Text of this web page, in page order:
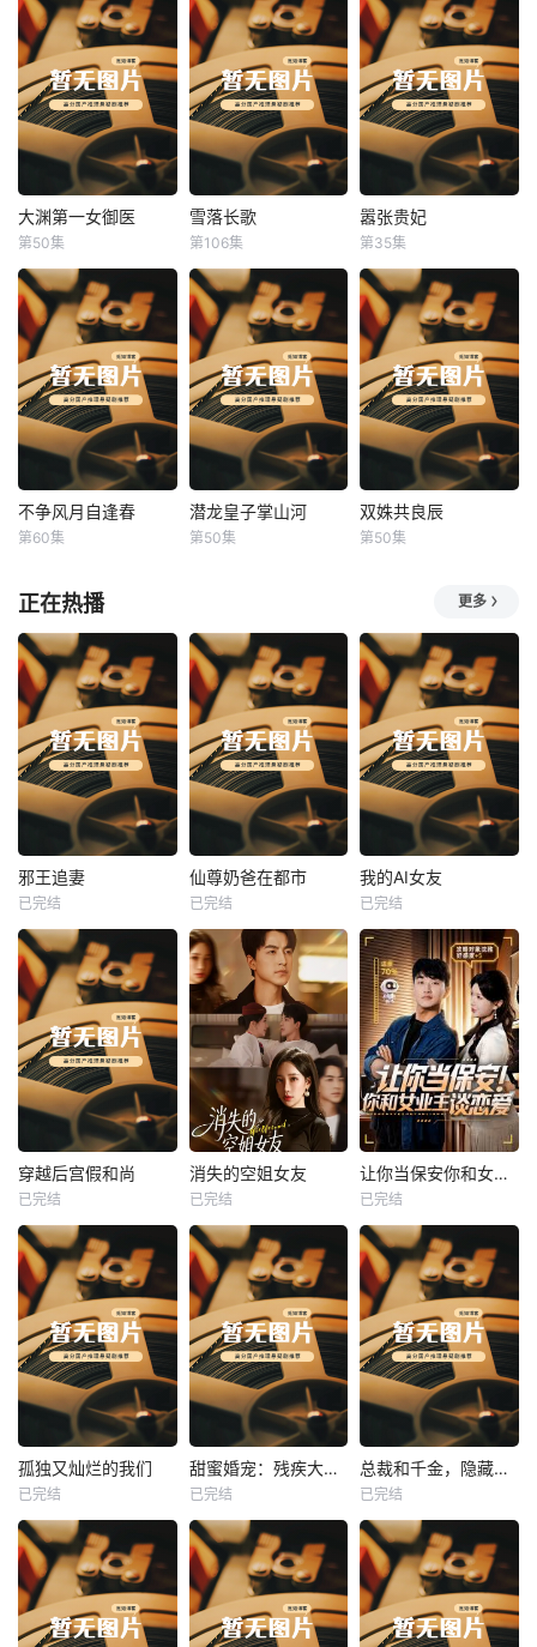
大渊第一女御医
大渊第一女御医
第50集
雪落长歌
雪落长歌
第106集
嚣张贵妃
嚣张贵妃
第35集
不争风月自逢春
不争风月自逢春
第60集
潜龙皇子掌山河
潜龙皇子掌山河
第50集
双姝共良辰
双姝共良辰
第50集
正在热播 更多
热播
邪王追妻
未知
邪王追妻
已完结
热播
未知
仙尊奶爸在都市
已完结
热播
我的AI女友
未知
我的AI女友
已完结
热播
未知
穿越后宫假和尚
已完结
热播
未知
消失的空姐女友
已完结
热播
未知
让你当保安你和女业主谈恋爱
已完结
热播
未知
孤独又灿烂的我们
已完结
热播
未知
甜蜜婚宠：残疾大佬夜夜撩
已完结
热播
未知
总裁和千金，隐藏身份闪婚了
已完结